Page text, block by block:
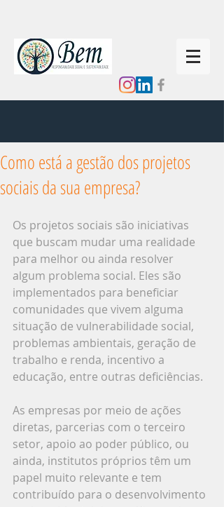
Como está a gestão dos projetos
sociais da sua empresa?
Os projetos sociais são iniciativas
que buscam mudar uma realidade
para melhor ou ainda resolver
algum problema social. Eles são
implementados para beneficiar
comunidades que vivem alguma
situação de vulnerabilidade social,
problemas ambientais, geração de
trabalho e renda, incentivo a
educação, entre outras deficiências.
As empresas por meio de ações
diretas, parcerias com o terceiro
setor, apoio ao poder público, ou
ainda, institutos próprios têm um
papel muito relevante e tem
contribuído para o desenvolvimento